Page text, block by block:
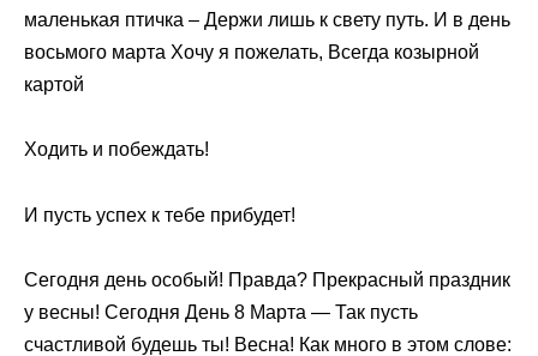
маленькая птичка – Держи лишь к свету путь. И в день
восьмого марта Хочу я пожелать, Всегда козырной
картой
Ходить и побеждать!
И пусть успех к тебе прибудет!
Сегодня день особый! Правда? Прекрасный праздник
у весны! Сегодня День 8 Марта — Так пусть
счастливой будешь ты! Весна! Как много в этом слове: